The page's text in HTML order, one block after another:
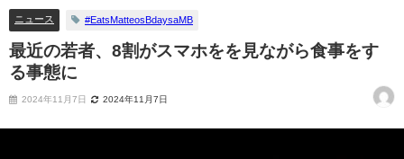
ニュース #EatsMatteosBdaysaMB
最近の若者、8割がスマホをを見ながら食事をす
る事態に
2024年11月7日 2024年11月7日